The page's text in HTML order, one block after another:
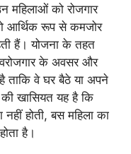
को रोजगार
आर्थिक रूप से कमजोर
हैं। योजना के तहत
के अवसर और
ताकि वे घर बैठे या अपने
खासियत यह है कि
होती, बस महिला का
है।